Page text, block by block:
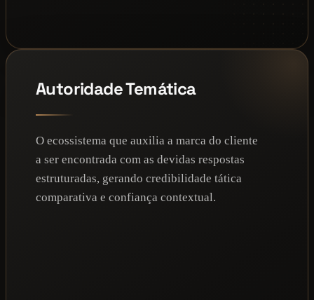
Autoridade Temática
O ecossistema que auxilia a marca do cliente
a ser encontrada com as devidas respostas
estruturadas, gerando credibilidade tática
comparativa e confiança contextual.